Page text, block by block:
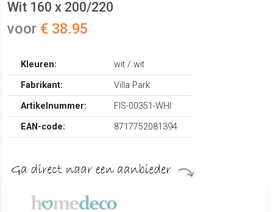
Wit 160 x 200/220
voor € 38.95
Kleuren:
wit / wit
Fabrikant:
Villa Park
Artikelnummer:
FIS-00351-WHI
EAN-code:
8717752081394